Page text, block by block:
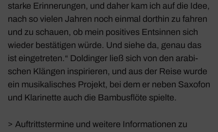
starke Erin­ne­rungen, und daher kam ich auf die Idee,
nach so vielen Jahren noch einmal dorthin zu fahren
und zu schauen, ob mein posi­tives Entsinnen sich
wieder bestä­tigen würde. Und siehe da, genau das
ist einge­treten.“ Doldinger ließ sich von den arabi­
schen Klängen inspi­rieren, und aus der Reise wurde
ein musi­ka­li­sches Projekt, bei dem er neben Saxofon
und Klari­nette auch die Bambus­flöte spielte.
> Auftrittstermine und weitere Informationen zu